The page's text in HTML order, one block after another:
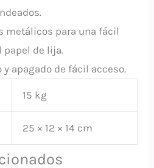
metálicos para una fácil
papel de lija.
apagado de fácil acceso.
15 kg
25 × 12 × 14 cm